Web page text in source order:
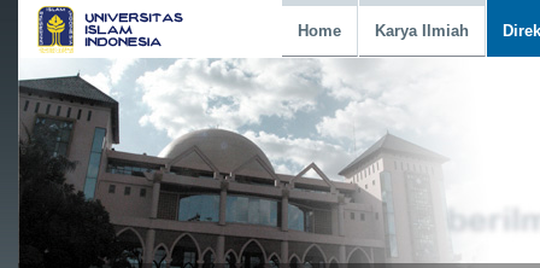
Home Karya Ilmiah